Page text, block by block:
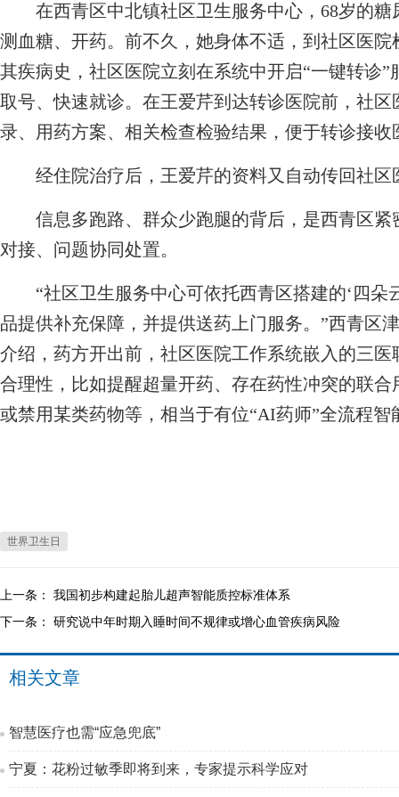
在西青区中北镇社区卫生服务中心，68岁的糖
测血糖、开药。前不久，她身体不适，到社区医
其疾病史，社区医院立刻在系统中开启“一键转诊
取号、快速就诊。在王爱芹到达转诊医院前，社
录、用药方案、相关检查检验结果，便于转诊接收
经住院治疗后，王爱芹的资料又自动传回社区
信息多跑路、群众少跑腿的背后，是西青区紧
对接、问题协同处置。
“社区卫生服务中心可依托西青区搭建的‘四朵
品提供补充保障，并提供送药上门服务。”西青区
介绍，药方开出前，社区医院工作系统嵌入的三
合理性，比如提醒超量开药、存在药性冲突的联
或禁用某类药物等，相当于有位“AI药师”全流程
世界卫生日
上一条： 我国初步构建起胎儿超声智能质控标准体系
下一条： 研究说中年时期入睡时间不规律或增心血管疾病风险
相关文章
智慧医疗也需“应急兜底”
宁夏：花粉过敏季即将到来，专家提示科学应对